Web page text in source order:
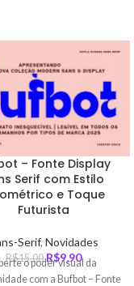
– Fonte Display
Serif com Estilo
e Toque
Futurista
Serif, Novidades
R$15,00 R$9,90
o poder visual da
com a Bufbot – Fonte